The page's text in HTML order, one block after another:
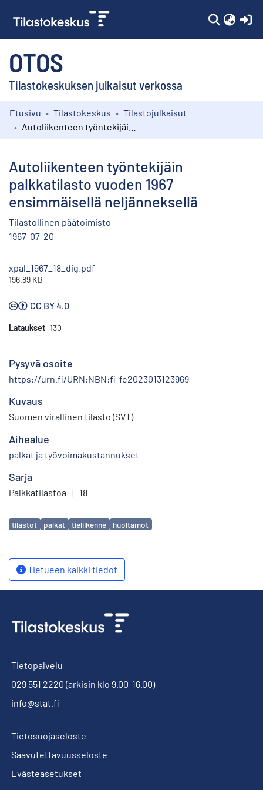
OTOS
Tilastokeskuksen julkaisut verkossa
Kokoelmat
Etusivu Tilastokeskus
Tilastojulkaisut
Autoliikenteen työntekijäin
palkkatilasto vuoden 1967
ensimmäisellä neljänneksellä
Tilastollinen päätoimisto
1967-07-20
xpal_1967_18_dig.pdf
196.89 KB
CC BY 4.0
Lataukset 130
Pysyvä osoite
https://urn.fi/URN:NBN:fi-fe2023013123969
Kuvaus
Suomen virallinen tilasto (SVT)
Aihealue
palkat ja työvoimakustannukset
Sarja
Palkkatilastoa | 18
Avainsanat
tilastot palkat tieliikenne huoltamot
Tietueen kaikki tiedot
Tietopalvelu
029 551 2220 (arkisin klo 9.00-16.00)
info@stat.fi
Tietosuojaseloste
Saavutettavuusseloste
Evästeasetukset